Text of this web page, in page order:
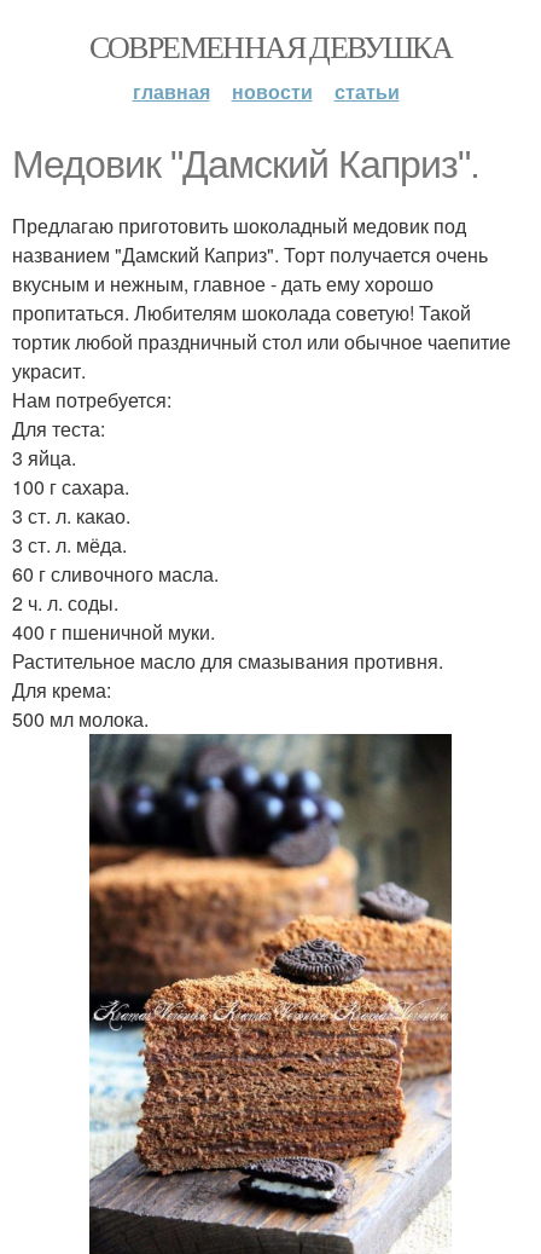
СОВРЕМЕННАЯ ДЕВУШКА
главная новости статьи
Медовик "Дамский Каприз".
Предлагаю приготовить шоколадный медовик под
названием "Дамский Каприз". Торт получается очень
вкусным и нежным, главное - дать ему хорошо
пропитаться. Любителям шоколада советую! Такой
тортик любой праздничный стол или обычное чаепитие
украсит.
Нам потребуется:
Для теста:
3 яйца.
100 г сахара.
3 ст. л. какао.
3 ст. л. мёда.
60 г сливочного масла.
2 ч. л. соды.
400 г пшеничной муки.
Растительное масло для смазывания противня.
Для крема:
500 мл молока.